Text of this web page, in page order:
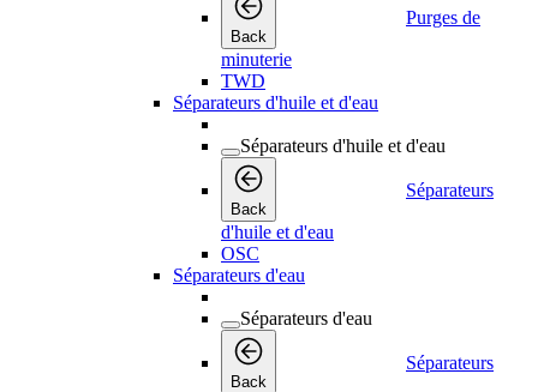
Back
Purges de
minuterie
TWD
Séparateurs d'huile et d'eau
Séparateurs d'huile et d'eau
Back
Séparateurs
d'huile et d'eau
OSC
Séparateurs d'eau
Séparateurs d'eau
Back
Séparateurs